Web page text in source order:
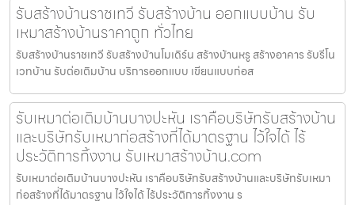
รับสร้างบ้านราชเทวี รับสร้างบ้าน ออกแบบบ้าน รับ
เหมาสร้างบ้านราคาถูก ทั่วไทย
รับสร้างบ้านราชเทวี รับสร้างบ้านโมเดิร์น สร้างบ้านหรู สร้างอาคาร รับรีโน
เวทบ้าน รับต่อเติมบ้าน บริการออกแบบ เขียนแบบก่อส
รับเหมาต่อเติมบ้านบางปะหัน เราคือบริษัทรับสร้างบ้าน
และบริษัทรับเหมาก่อสร้างที่ได้มาตรฐาน ไว้ใจได้ ไร้
ประวัติการทิ้งงาน รับเหมาสร้างบ้าน.com
รับเหมาต่อเติมบ้านบางปะหัน เราคือบริษัทรับสร้างบ้านและบริษัทรับเหมา
ก่อสร้างที่ได้มาตรฐาน ไว้ใจได้ ไร้ประวัติการทิ้งงาน ร